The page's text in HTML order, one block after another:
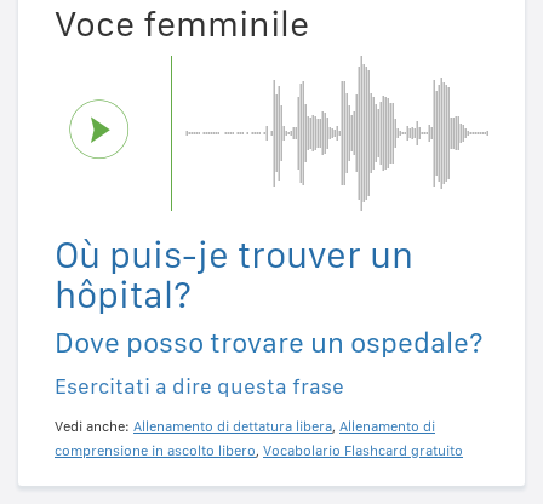
Voce femminile
Où puis-je trouver un
hôpital?
Dove posso trovare un ospedale?
Esercitati a dire questa frase
Vedi anche: Allenamento di dettatura libera, Allenamento di
comprensione in ascolto libero, Vocabolario Flashcard gratuito